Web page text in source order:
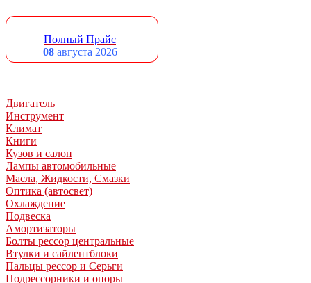
Полный Прайс
08августа 2026
Двигатель
Инструмент
Климат
Книги
Кузов и салон
Лампы автомобильные
Масла, Жидкости, Смазки
Оптика (автосвет)
Охлаждение
Подвеска
Амортизаторы
Болты рессор центральные
Втулки и сайлентблоки
Пальцы рессор и Серьги
Подрессорники и опоры